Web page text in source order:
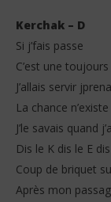
Kerchak – D
Kerchak – D
Si j’fais passe
C’est une
J’allais servir
La chance
J’le savais quand
Dis le K dis le E
Coup de briquet
Après mon